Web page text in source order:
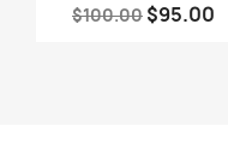
$100.00 $95.00